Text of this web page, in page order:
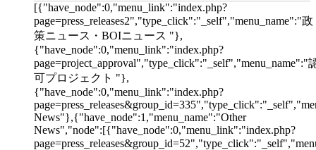
[{"have_node":0,"menu_link":"index.php?
page=press_releases2","type_click":"_self","menu_name":"政
策ニュース・BOIニュース "},
{"have_node":0,"menu_link":"index.php?
page=project_approval","type_click":"_self","menu_name":"
可プロジェクト "},
{"have_node":0,"menu_link":"index.php?
News"},{"have_node":1,"menu_name":"Other
News","node":[{"have_node":0,"menu_link":"index.php?